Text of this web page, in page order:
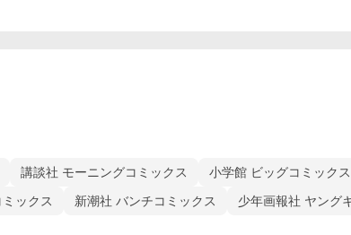
講談社 モーニングコミックス 小学館 ビッグコミックス
ックス 新潮社 バンチコミックス
少年画報社 ヤング